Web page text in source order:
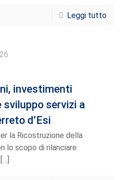
Leggi tutto
investimenti
sviluppo servizi a
d’Esi
la Ricostruzione della
lo scopo di rilanciare
[…]